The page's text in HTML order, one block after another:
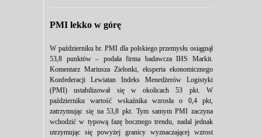
PMI lekko w górę
W październiku br. PMI dla polskiego przemysłu osiągnął
53,8 punktów – podała firma badawcza IHS Markit.
Komentarz Mariusza Zielonki, eksperta ekonomicznego
Konfederacji Lewiatan Indeks Menedżerów Logistyki
(PMI) ustabilizował się w okolicach 53 pkt. W
październiku wartość wskaźnika wzrosła o 0,4 pkt,
zatrzymując się na 53,8 pkt. Tym samym PMI zaczyna
wchodzić w typową fazę bocznego trendu, nadal jednak
utrzymując się powyżej granicy wyznaczającej wzrost